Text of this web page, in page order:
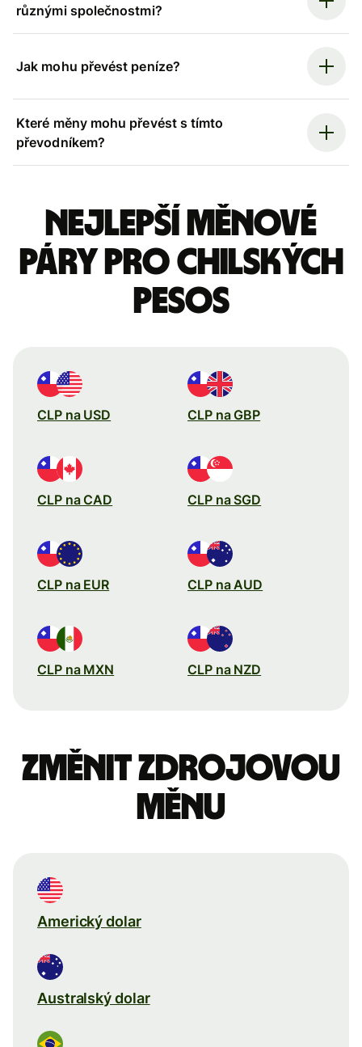
různými společnostmi?
Jak mohu převést peníze?
Které měny mohu převést s tímto
převodníkem?
Nejlepší měnové
páry pro chilských
pesos
CLP na USD CLP na GBP
CLP na CAD CLP na SGD
CLP na EUR CLP na AUD
CLP na MXN CLP na NZD
Změnit zdrojovou
měnu
Americký dolar
Australský dolar